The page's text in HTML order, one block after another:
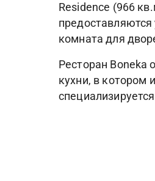
Residence (966
комната для
Ресторан Boneka
кухни, в котором